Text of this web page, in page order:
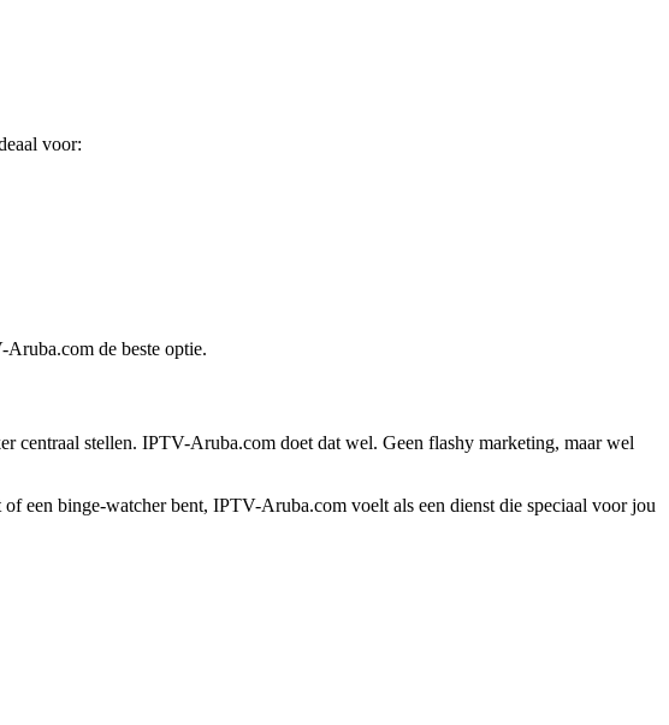
voor:
de beste optie.
centraal stellen. IPTV-Aruba.com doet dat wel. Geen flashy marketing, maar wel
een binge-watcher bent, IPTV-Aruba.com voelt als een dienst die speciaal voor jou